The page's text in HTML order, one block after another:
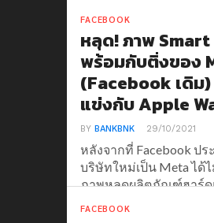
FACEBOOK
หลุด! ภาพ
พร้อมกับติ่งของ
(Facebook เดิ
แข่งกับ Apple
BYBANKBNK 29/10/2021
หลังจากที่ Facebook ป
บริษัทใหม่เป็น Meta ได้
ภาพหลุดผลิตภัณฑ์ฮาร์ด
FACEBOOK